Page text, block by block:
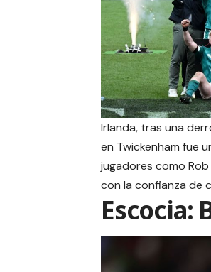
Irlanda, tras una
en Twickenham fue
jugadores como
con la confianza de
Escocia: